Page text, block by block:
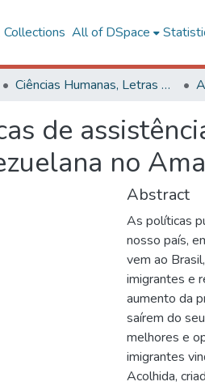
All of DSpace
Ciências Humanas, Letras e Artes
de
no
Abstract
As políticas
nosso país,
vem ao
imigrantes e
aumento da
saírem do
melhores e
imigrantes
Acolhida,